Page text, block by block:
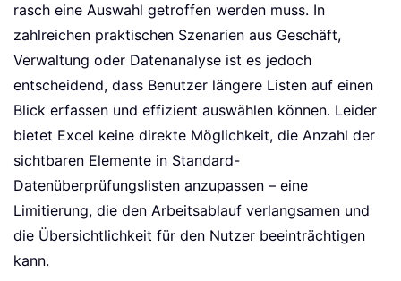
rasch eine Auswahl getroffen werden muss. In
zahlreichen praktischen Szenarien aus Geschäft,
Verwaltung oder Datenanalyse ist es jedoch
entscheidend, dass Benutzer längere Listen auf einen
Blick erfassen und effizient auswählen können. Leider
bietet Excel keine direkte Möglichkeit, die Anzahl der
sichtbaren Elemente in Standard-
Datenüberprüfungslisten anzupassen – eine
Limitierung, die den Arbeitsablauf verlangsamen und
die Übersichtlichkeit für den Nutzer beeinträchtigen
kann.